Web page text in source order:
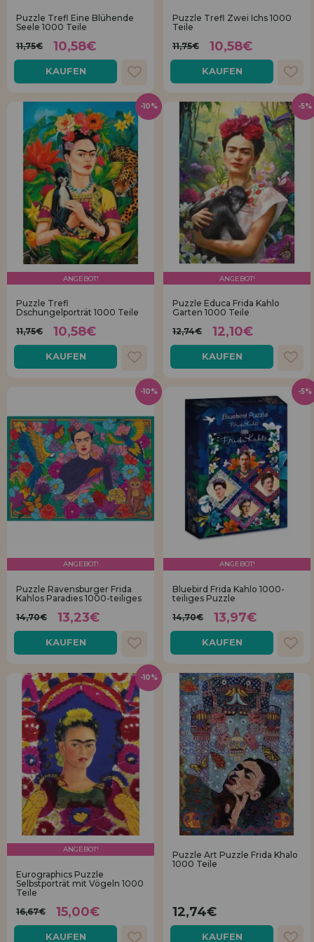
HÄNDLERREGISTRIERUNG
Puzzle Trefl Eine Blühende
Seele 1000 Teile
11,75€
10,58€
KAUFEN
Puzzle Trefl Zwei Ichs 1000
Teile
11,75€
10,58€
KAUFEN
ANGEBOT!
Puzzle Trefl
Dschungelporträt 1000 Teile
11,75€
10,58€
KAUFEN
-10%
ANGEBOT!
Puzzle Educa Frida Kahlo
Garten 1000 Teile
12,74€
12,10€
KAUFEN
-5%
ANGEBOT!
Puzzle Ravensburger Frida
Kahlos Paradies 1000-teiliges
14,70€
13,23€
KAUFEN
-10%
ANGEBOT!
Bluebird Frida Kahlo 1000-
teiliges Puzzle
14,70€
13,97€
KAUFEN
-5%
ANGEBOT!
Eurographics Puzzle
Selbstporträt mit Vögeln 1000
Teile
16,67€
15,00€
KAUFEN
-10%
Puzzle Art Puzzle Frida Khalo
1000 Teile
12,74€
KAUFEN